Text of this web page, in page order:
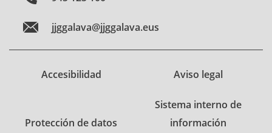
jjggalava@jjggalava.eus
Accesibilidad Aviso legal
Protección de datos
Sistema interno de
información